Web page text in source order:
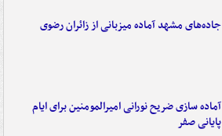
جاده‌های مشهد آماده میزبانی از زائران رضوی
آماده سازی ضریح نورانی امیرالمومنین برای ایام
پایانی صفر